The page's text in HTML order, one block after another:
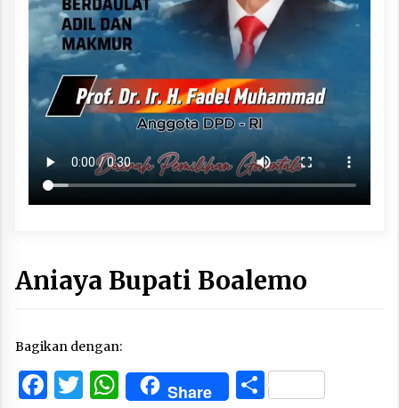
Aniaya Bupati Boalemo
Bagikan dengan:
Facebook
Twitter
WhatsApp
Share Share